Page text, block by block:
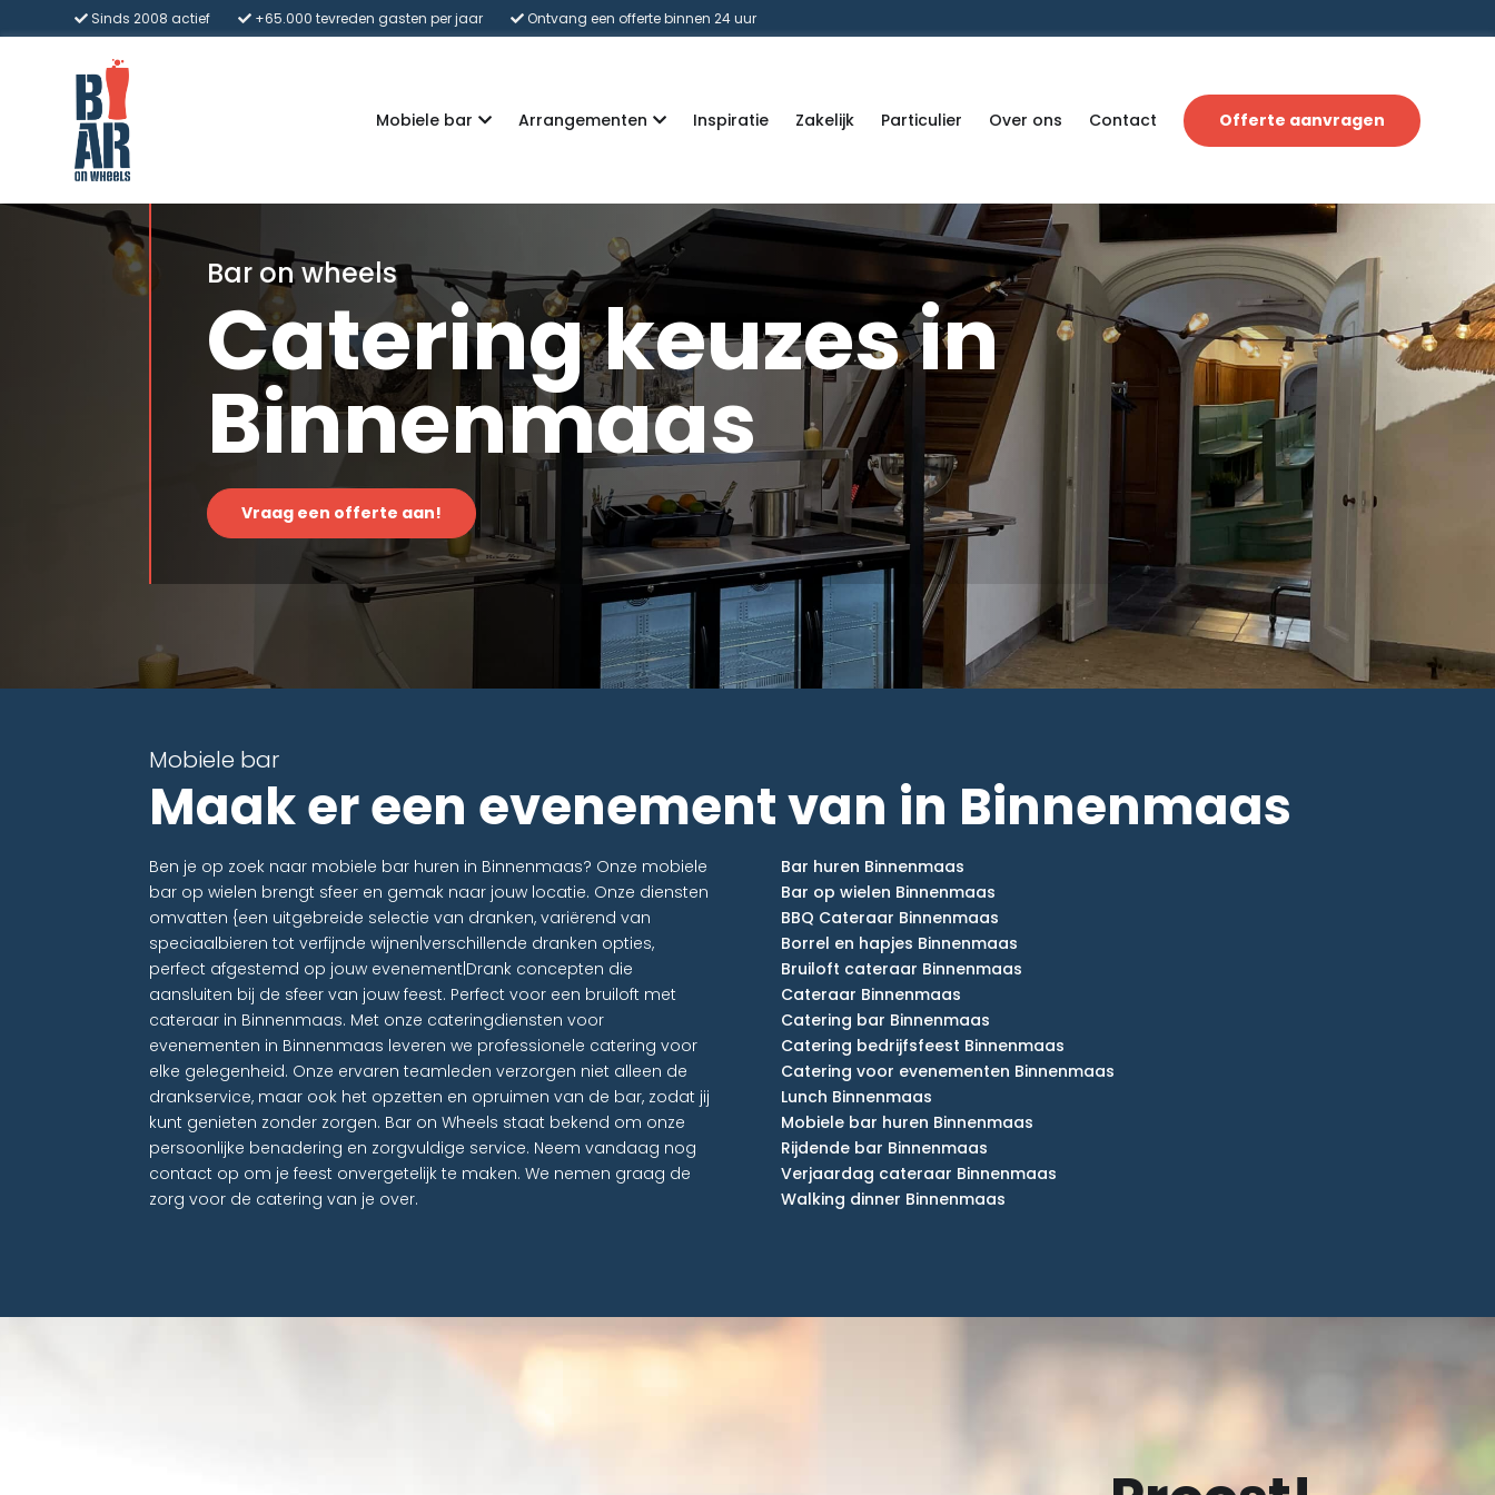
Sinds 2008 actief +65.000 tevreden gasten per jaar Ontvang een offerte binnen 24 uur
Mobiele bar Arrangementen Inspiratie Zakelijk Particulier Over ons Contact Offerte aanvragen
Bar on wheels
Catering keuzes in
Binnenmaas
Vraag een offerte aan!
Mobiele bar
Maak er een evenement van in Binnenmaas
Ben je op zoek naar mobiele bar huren in Binnenmaas? Onze mobiele
bar op wielen brengt sfeer en gemak naar jouw locatie. Onze diensten
omvatten {een uitgebreide selectie van dranken, variërend van
speciaalbieren tot verfijnde wijnen|verschillende dranken opties,
perfect afgestemd op jouw evenement|Drank concepten die
aansluiten bij de sfeer van jouw feest. Perfect voor een bruiloft met
cateraar in Binnenmaas. Met onze cateringdiensten voor
evenementen in Binnenmaas leveren we professionele catering voor
elke gelegenheid. Onze ervaren teamleden verzorgen niet alleen de
drankservice, maar ook het opzetten en opruimen van de bar, zodat jij
kunt genieten zonder zorgen. Bar on Wheels staat bekend om onze
persoonlijke benadering en zorgvuldige service. Neem vandaag nog
contact op om je feest onvergetelijk te maken. We nemen graag de
zorg voor de catering van je over.
Bar huren Binnenmaas
Bar op wielen Binnenmaas
BBQ Cateraar Binnenmaas
Borrel en hapjes Binnenmaas
Bruiloft cateraar Binnenmaas
Cateraar Binnenmaas
Catering bar Binnenmaas
Catering bedrijfsfeest Binnenmaas
Catering voor evenementen Binnenmaas
Lunch Binnenmaas
Mobiele bar huren Binnenmaas
Rijdende bar Binnenmaas
Verjaardag cateraar Binnenmaas
Walking dinner Binnenmaas